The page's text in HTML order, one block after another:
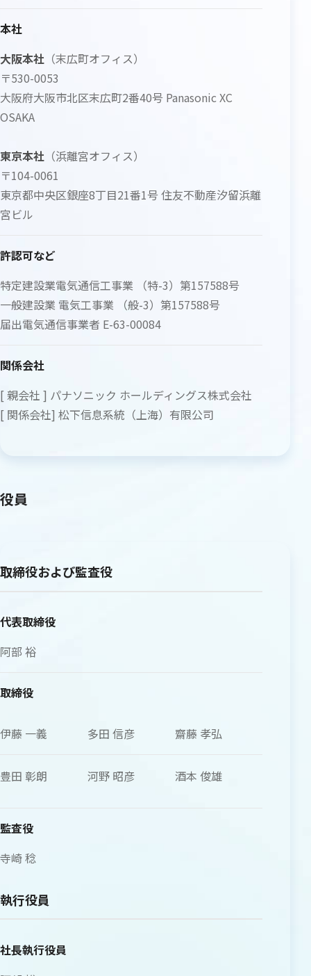
本社
大阪本社 （末広町オフィス）
〒530-0053
大阪府大阪市北区末広町2番40号 Panasonic XC
OSAKA
東京本社 （浜離宮オフィス）
〒104-0061
東京都中央区銀座8丁目21番1号 住友不動産汐留浜離
宮ビル
許認可など
特定建設業電気通信工事業 （特-3）第157588号
一般建設業 電気工事業 （般-3）第157588号
届出電気通信事業者 E-63-00084
関係会社
[ 親会社 ] パナソニック ホールディングス株式会社
[ 関係会社] 松下信息系統（上海）有限公司
役員
取締役および監査役
代表取締役
阿部 裕
取締役
伊藤 一義 多田 信彦 齋藤 孝弘
豊田 彰朗 河野 昭彦 酒本 俊雄
監査役
寺崎 稔
執行役員
社長執行役員